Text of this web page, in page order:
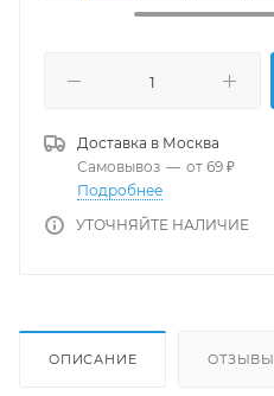
Доставка в Москва
Самовывоз — от 69 ₽
Подробнее
УТОЧНЯЙТЕ НАЛИЧИЕ
ОПИСАНИЕ ОТЗЫВЫ